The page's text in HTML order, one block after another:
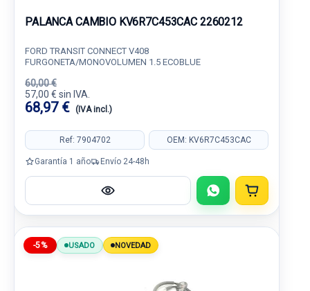
PALANCA CAMBIO KV6R7C453CAC 2260212
FORD TRANSIT CONNECT V408
FURGONETA/MONOVOLUMEN 1.5 ECOBLUE
60,00 €
57,00 € sin IVA.
68,97 € (IVA incl.)
Ref: 7904702 OEM: KV6R7C453CAC
Garantía 1 año Envío 24-48h
-5% USADO NOVEDAD